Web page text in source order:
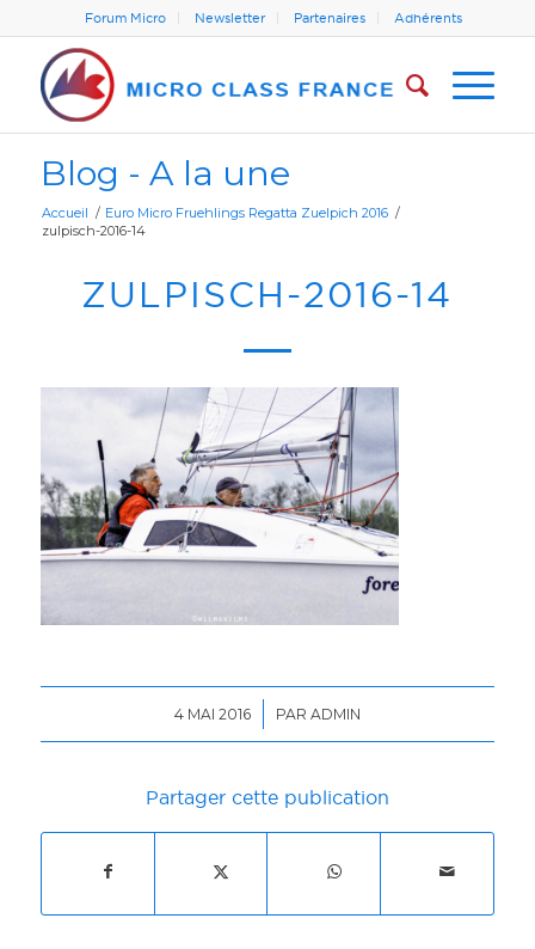
Forum Micro Newsletter Partenaires Adhérents
Blog - A la une
Accueil / Euro Micro Fruehlings Regatta Zuelpich 2016 /
zulpisch-2016-14
ZULPISCH-2016-14
4 MAI 2016
/ PAR ADMIN
Partager cette publication